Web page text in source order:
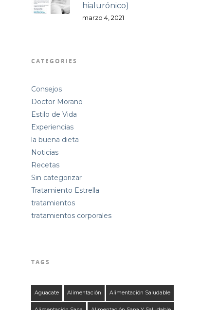
hialurónico)
marzo 4, 2021
CATEGORIES
Consejos
Doctor Morano
Estilo de Vida
Experiencias
la buena dieta
Noticias
Recetas
Sin categorizar
Tratamiento Estrella
tratamientos
tratamientos corporales
TAGS
Aguacate Alimentación Alimentación Saludable